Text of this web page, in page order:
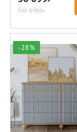
50 190Р
-28%